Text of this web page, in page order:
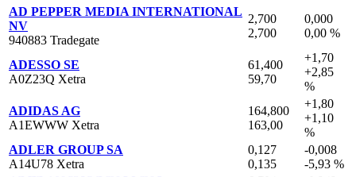
AD PEPPER MEDIA INTERNATIONAL
NV
940883 Tradegate
2,700
2,700
0,000
0,00 %
ADESSO SE
A0Z23Q Xetra
61,400
59,70
+1,70
+2,85
%
ADIDAS AG
A1EWWW Xetra
164,800
163,00
+1,80
+1,10
%
ADLER GROUP SA
A14U78 Xetra
0,127
0,135
-0,008
-5,93 %